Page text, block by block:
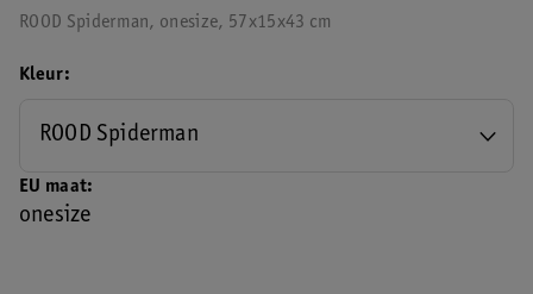
ROOD Spiderman, onesize, 57x15x43 cm
EU maat
onesize
Kleur
ROOD Spiderman